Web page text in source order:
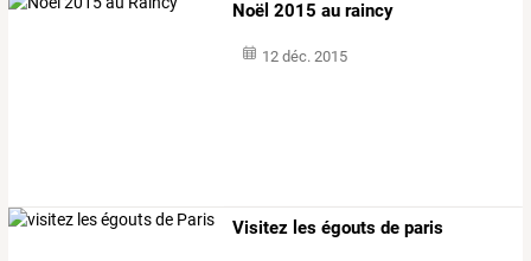
Noël 2015 au raincy
12 déc. 2015
Visitez les égouts de paris